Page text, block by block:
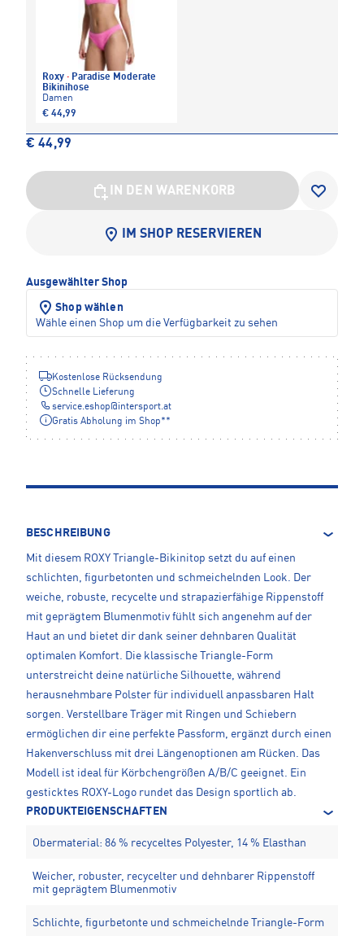
Roxy · Paradise Moderate
Bikinihose
Damen
€ 44,99
€ 44,99
IN DEN WARENKORB
IM SHOP RESERVIEREN
Ausgewählter Shop
Shop wählen
Wähle einen Shop um die Verfügbarkeit zu sehen
Kostenlose Rücksendung
Schnelle Lieferung
service.eshop@ intersport.at
Gratis Abholung im Shop**
BESCHREIBUNG
Mit diesem ROXY Triangle-Bikinitop setzt du auf einen
schlichten, figurbetonten und schmeichelnden Look. Der
weiche, robuste, recycelte und strapazierfähige Rippenstoff
mit geprägtem Blumenmotiv fühlt sich angenehm auf der
Haut an und bietet dir dank seiner dehnbaren Qualität
optimalen Komfort. Die klassische Triangle-Form
unterstreicht deine natürliche Silhouette, während
herausnehmbare Polster für individuell anpassbaren Halt
sorgen. Verstellbare Träger mit Ringen und Schiebern
ermöglichen dir eine perfekte Passform, ergänzt durch einen
Hakenverschluss mit drei Längenoptionen am Rücken. Das
Modell ist ideal für Körbchengrößen A/B/C geeignet. Ein
gesticktes ROXY-Logo rundet das Design sportlich ab.
PRODUKTEIGENSCHAFTEN
Obermaterial: 86 % recyceltes Polyester, 14 % Elasthan
Weicher, robuster, recycelter und dehnbarer Rippenstoff
mit geprägtem Blumenmotiv
Schlichte, figurbetonte und schmeichelnde Triangle-Form